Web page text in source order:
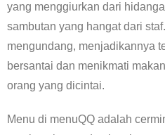
yang menggiurkan dari
sambutan yang hangat dari
mengundang, menjadikannya
bersantai dan menikmati
orang yang dicintai.
Menu di menuQQ adalah